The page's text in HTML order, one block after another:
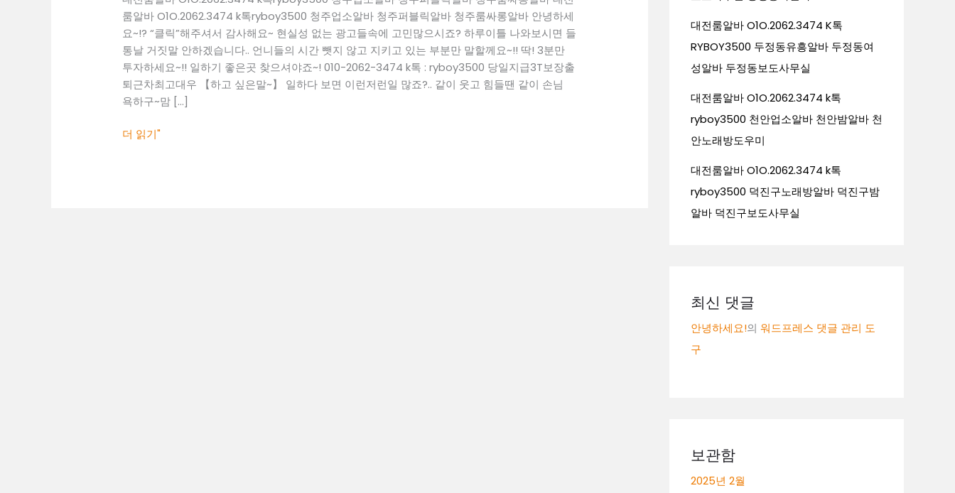
룸알바 O1O.2062.3474 k톡ryboy3500 청주업소알바 청주퍼블릭알바 청주룸싸롱알바 안녕하세
요~!? “클릭”해주셔서 감사해요~ 현실성 없는 광고들속에 고민많으시죠? 하루이틀 나와보시면 들
통날 거짓말 안하겠습니다.. 언니들의 시간 뺏지 않고 지키고 있는 부분만 말할께요~!! 딱! 3분만
투자하세요~!! 일하기 좋은곳 찾으셔야죠~! 010-2062-3474 k톡 : ryboy3500 당일지급3T보장출
퇴근차최고대우 【하고 싶은말~】 일하다 보면 이런저런일 많죠?.. 같이 웃고 힘들땐 같이 손님
욕하구~맘 […]
주
업
소
알
바
청
퍼
더 읽기"
대전룸알바 O1O.2062.3474 K톡
RYBOY3500 두정동유흥알바 두정동여
성알바 두정동보도사무실
대전룸알바 O1O.2062.3474 k톡
ryboy3500 천안업소알바 천안밤알바 천
안노래방도우미
대전룸알바 O1O.2062.3474 k톡
ryboy3500 덕진구노래방알바 덕진구밤
알바 덕진구보도사무실
최신 댓글
안녕하세요!의 워드프레스 댓글 관리 도
구
보관함
2025년 2월